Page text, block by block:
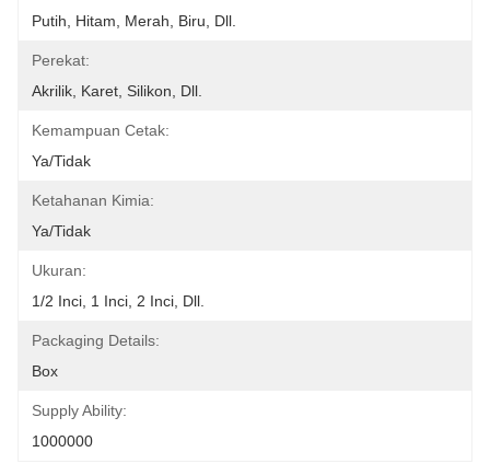
Putih, Hitam, Merah, Biru, Dll.
Perekat:
Akrilik, Karet, Silikon, Dll.
Kemampuan Cetak:
Ya/Tidak
Ketahanan Kimia:
Ya/Tidak
Ukuran:
1/2 Inci, 1 Inci, 2 Inci, Dll.
Packaging Details:
Box
Supply Ability:
1000000